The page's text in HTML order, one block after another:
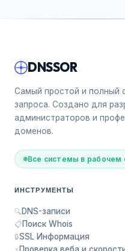
DNSSOR
Самый простой и полный
запроса. Создано для
администраторов и
доменов.
Все системы в рабочем
ИНСТРУМЕНТЫ
🔍DNS-записи
📋Поиск Whois
🔒SSL Информация
Проверка веба и